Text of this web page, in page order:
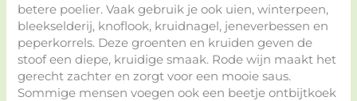
betere poelier. Vaak gebruik je ook uien, winterpeen,
bleekselderij, knoflook, kruidnagel, jeneverbessen en
peperkorrels. Deze groenten en kruiden geven de
stoof een diepe, kruidige smaak. Rode wijn maakt het
gerecht zachter en zorgt voor een mooie saus.
Sommige mensen voegen ook een beetje ontbijtkoek